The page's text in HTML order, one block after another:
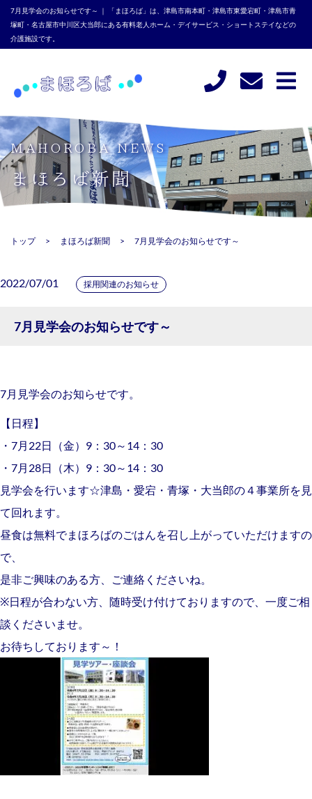
7月見学会のお知らせです～ ｜ 「まほろば」は、津島市南本町・津島市東愛宕町・津島市青
塚町・名古屋市中川区大当郎にある有料老人ホーム・デイサービス・ショートステイなどの
介護施設です。
MAHOROBA NEWS
まほろば新聞
トップ まほろば新聞 7月見学会のお知らせです～
2022/07/01 採用関連のお知らせ
7月見学会のお知らせです～
7月見学会のお知らせです。
【日程】
・7月22日（金）9：30～14：30
・7月28日（木）9：30～14：30
見学会を行います☆津島・愛宕・青塚・大当郎の４事業所を見
て回れます。
昼食は無料でまほろばのごはんを召し上がっていただけますの
で、
是非ご興味のある方、ご連絡くださいね。
※日程が合わない方、随時受け付けておりますので、一度ご相
談くださいませ。
お待ちしております～！